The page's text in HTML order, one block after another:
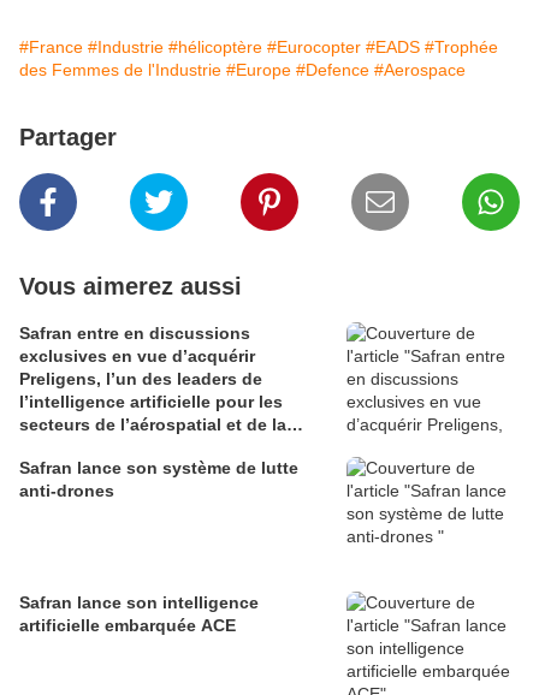
#France #Industrie #hélicoptère #Eurocopter #EADS #Trophée
des Femmes de l'Industrie #Europe #Defence #Aerospace
Partager
Vous aimerez aussi
Safran entre en discussions
exclusives en vue d’acquérir
Preligens, l’un des leaders de
l’intelligence artificielle pour les
secteurs de l’aérospatial et de la
Safran lance son système de lutte
anti-drones
Safran lance son intelligence
artificielle embarquée ACE